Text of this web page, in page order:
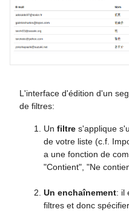
L'interface d'édition d'un
de filtres:
Un filtre s'applique
de votre liste (c.f.
a une fonction de
"Contient", "Ne
Un enchaînement: il
filtres et donc